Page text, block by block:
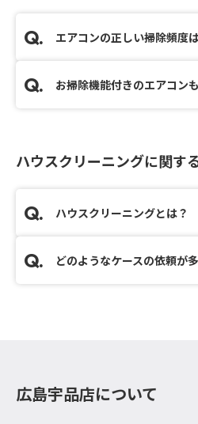
エアコンの正しい掃除頻度
お掃除機能付きのエアコン
ハウスクリーニングに関す
ハウスクリーニングとは？
どのようなケースの依頼が
広島宇品店について